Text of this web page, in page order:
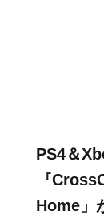
PS4＆
『
Home」